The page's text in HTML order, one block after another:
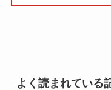
よく読まれている